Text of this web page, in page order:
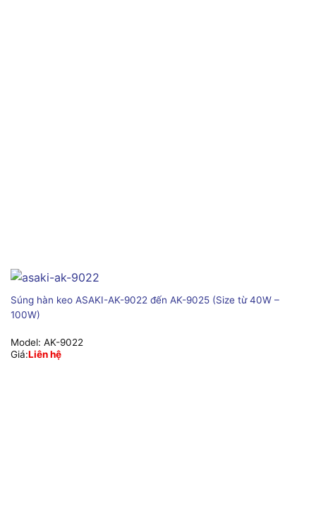
Súng hàn keo ASAKI-AK-9022 đến AK-9025 (Size từ 40W –
100W)
Model: AK-9022
Giá:Liên hệ